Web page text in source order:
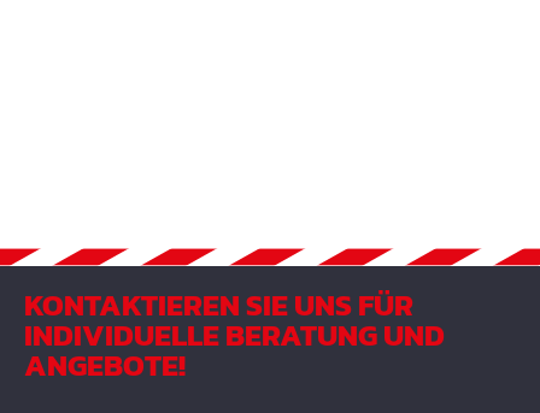
KONTAKTIEREN SIE UNS FÜR
INDIVIDUELLE BERATUNG UND
ANGEBOTE!